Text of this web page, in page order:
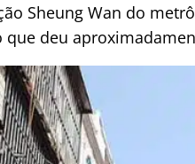
Sheung Wan do
deu